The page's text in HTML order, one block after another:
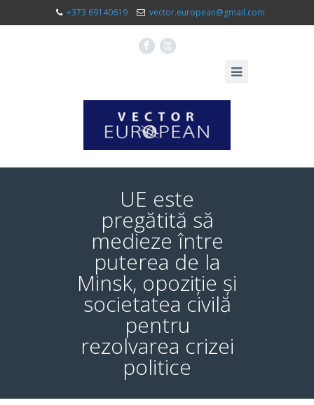
+373 69140619 vector.european@gmail.com
F X
UE este
pregătită să
medieze între
puterea de la
Minsk, opoziție și
societatea civilă
pentru
rezolvarea crizei
politice